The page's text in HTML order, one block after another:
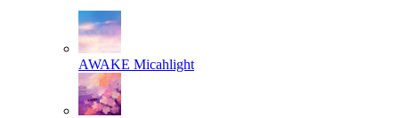
AWAKE Micahlight